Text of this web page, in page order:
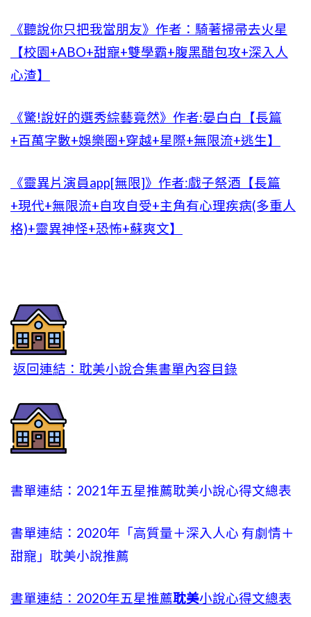
《聽說你只把我當朋友》作者：騎著掃帚去火星
【校園+ABO+甜寵+雙學霸+腹黑醋包攻+深入人
心渣】
《驚!說好的選秀綜藝竟然》作者:晏白白【長篇
+百萬字數+娛樂圈+穿越+星際+無限流+逃生】
《靈異片演員app[無限]》作者:戲子祭酒【長篇
+現代+無限流+自攻自受+主角有心理疾病(多重人
格)+靈異神怪+恐怖+蘇爽文】
返回連結：耽美小說合集書單內容目錄
書單連結：2021年五星推薦耽美小說心得文總表
書單連結：2020年「高質量＋深入人心 有劇情＋
甜寵」耽美小說推薦
書單連結：2020年五星推薦耽美小說心得文總表